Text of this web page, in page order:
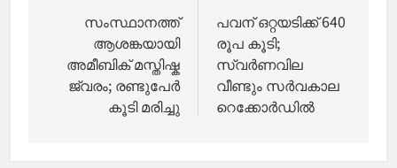
navigation
സംസ്ഥാനത്ത്
ആശങ്കയായി
അമീബിക് മസ്തിഷ്ക
ജ്വരം; രണ്ടുപേർ
കൂടി മരിച്ചു
പവന് ഒറ്റയടിക്ക് 640
രൂപ കൂടി;
സ്വര്‍ണവില
വീണ്ടും സര്‍വകാല
റെക്കോര്‍ഡിൽ